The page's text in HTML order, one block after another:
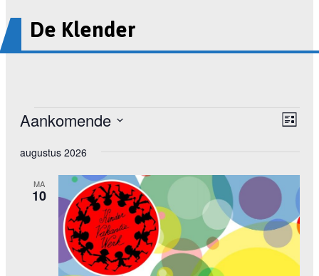
De Klender